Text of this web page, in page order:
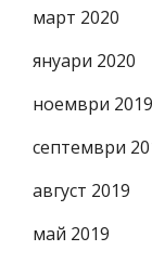
март 2020
януари 2020
ноември 2019
септември
август 2019
май 2019